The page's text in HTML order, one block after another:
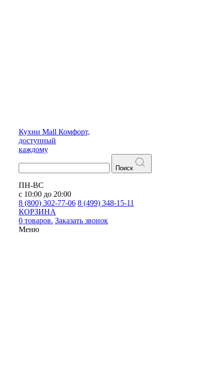
Кухни Mall Комфорт,
доступный
каждому
Поиск
ПН-ВС
с 10:00 до 20:00
8 (800) 302-77-06 8 (499) 348-15-11
КОРЗИНА
0 товаров. Заказать звонок
Меню